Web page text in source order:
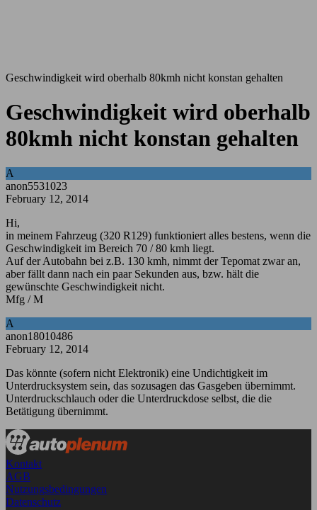
Geschwindigkeit wird oberhalb 80kmh nicht konstan gehalten
Geschwindigkeit wird oberhalb
80kmh nicht konstan gehalten
A
anon5531023
February 12, 2014
Hi,
in meinem Fahrzeug (320 R129) funktioniert alles bestens, wenn die
Geschwindigkeit im Bereich 70 / 80 kmh liegt.
Auf der Autobahn bei z.B. 130 kmh, nimmt der Tepomat zwar an,
aber fällt dann nach ein paar Sekunden aus, bzw. hält die
gewünschte Geschwindigkeit nicht.
Mfg / M
A
anon18010486
February 12, 2014
Das könnte (sofern nicht Elektronik) eine Undichtigkeit im
Unterdrucksystem sein, das sozusagen das Gasgeben übernimmt.
Unterdruckschlauch oder die Unterdruckdose selbst, die die
Betätigung übernimmt.
Kontakt
AGB
Nutzungsbedingungen
Datenschutz